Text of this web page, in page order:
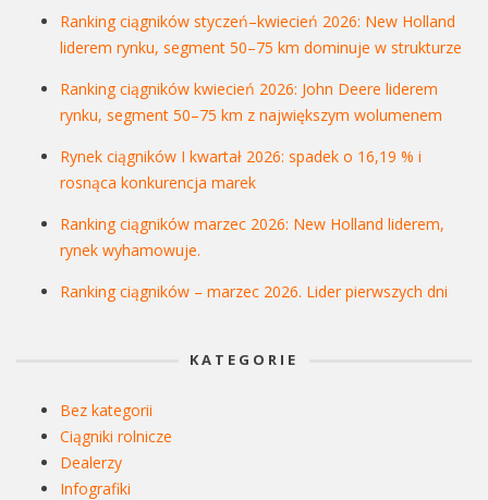
Ranking ciągników styczeń–kwiecień 2026: New Holland
liderem rynku, segment 50–75 km dominuje w strukturze
Ranking ciągników kwiecień 2026: John Deere liderem
rynku, segment 50–75 km z największym wolumenem
Rynek ciągników I kwartał 2026: spadek o 16,19 % i
rosnąca konkurencja marek
Ranking ciągników marzec 2026: New Holland liderem,
rynek wyhamowuje.
Ranking ciągników – marzec 2026. Lider pierwszych dni
KATEGORIE
Bez kategorii
Ciągniki rolnicze
Dealerzy
Infografiki